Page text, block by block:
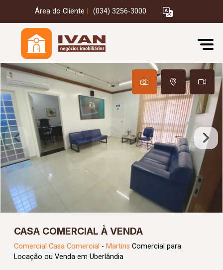
Área do Cliente (034) 3256-3000
CASA COMERCIAL À VENDA
Comercial Casa Comercial - Martins Comercial para
Locação ou Venda em Uberlândia